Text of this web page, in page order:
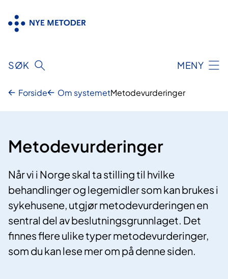
innhold
SØK MENY
Forside Om systemetMetodevurderinger
Metodevurderinger
Når vi i Norge skal ta stilling til hvilke
behandlinger og legemidler som kan brukes i
sykehusene, utgjør metodevurderingen en
sentral del av beslutningsgrunnlaget. Det
finnes flere ulike typer metodevurderinger,
som du kan lese mer om på denne siden.